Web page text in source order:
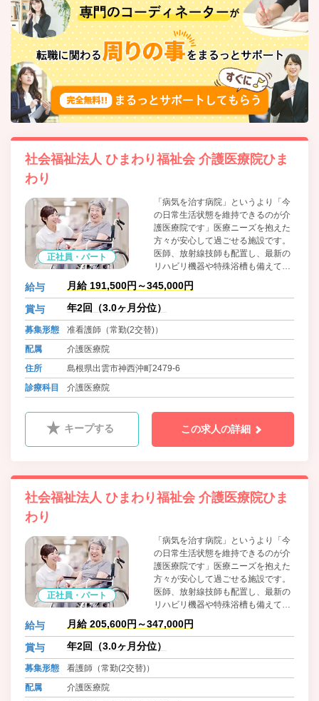
社会福祉法人 ひまわり福祉会 介護医療院ひま
わり
正社員・パート
「病気を治す病院」というより「今
の日常生活状態を維持できるのが介
護医療院です」医療ニーズを抱えた
方々が安心して過ごせる施設です。
医師、放射線技師も配置し、最新の
リハビリ機器や特殊浴槽も備えてお
ります。看取り・ターミナルケアの
充実を図るとともに、リハビリにも
力をいれており広く充実したリハビ
リ施設を有しているのも当施設の特
徴です。また、時代の流れにあわ
つながる仕組みあり。最新の入浴機
器を導入し職員も利用者も負担のな
給与 月給 191,500円～345,000円
賞与 年2回（3.0ヶ月分位）
募集形態
准看護師（常勤(2交替)）
配属
介護医療院
住所
島根県出雲市神西沖町2479-6
診療科目
介護医療院
キープする この求人の詳細
社会福祉法人 ひまわり福祉会 介護医療院ひま
わり
正社員・パート
「病気を治す病院」というより「今
の日常生活状態を維持できるのが介
護医療院です」医療ニーズを抱えた
方々が安心して過ごせる施設です。
医師、放射線技師も配置し、最新の
リハビリ機器や特殊浴槽も備えてお
ります。看取り・ターミナルケアの
充実を図るとともに、リハビリにも
力をいれており広く充実したリハビ
リ施設を有しているのも当施設の特
つながる仕組みあり。最新の入浴機
給与 月給 205,600円～347,000円
賞与 年2回（3.0ヶ月分位）
募集形態
看護師（常勤(2交替)）
配属
介護医療院